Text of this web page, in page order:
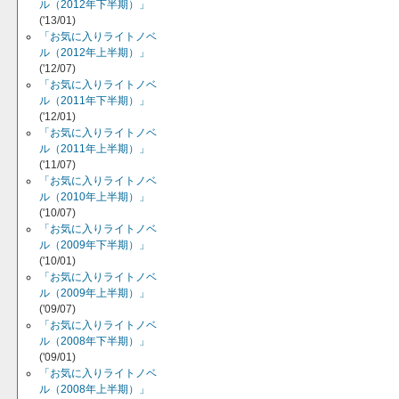
ル（2012年下半期）」
('13/01)
「お気に入りライトノベ
ル（2012年上半期）」
('12/07)
「お気に入りライトノベ
ル（2011年下半期）」
('12/01)
「お気に入りライトノベ
ル（2011年上半期）」
('11/07)
「お気に入りライトノベ
ル（2010年上半期）」
('10/07)
「お気に入りライトノベ
ル（2009年下半期）」
('10/01)
「お気に入りライトノベ
ル（2009年上半期）」
('09/07)
「お気に入りライトノベ
ル（2008年下半期）」
('09/01)
「お気に入りライトノベ
ル（2008年上半期）」